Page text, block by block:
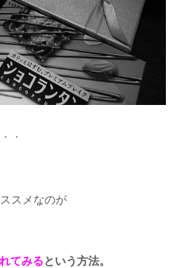
．
スメなのが
てみるという方法。